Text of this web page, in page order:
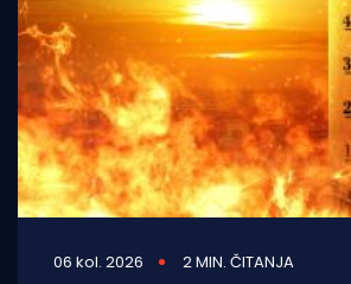
06 kol. 2026 2 MIN. ČITANJA